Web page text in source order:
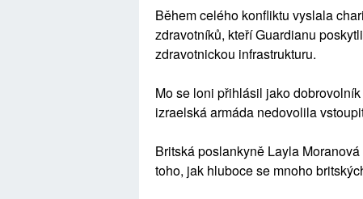
Během celého konfliktu vyslala
zdravotníků, kteří Guardianu
zdravotnickou infrastrukturu.
Mo se loni přihlásil jako
izraelská armáda nedovolila
Britská poslankyně Layla
toho, jak hluboce se mnoho